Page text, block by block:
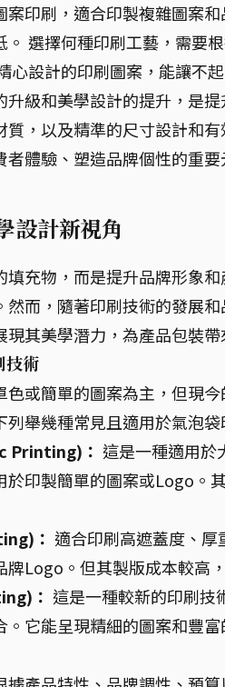
案印刷，適合印製複雜圖案
。 選擇何種印刷工藝，需要
心設計的印刷圖案，能讓不
升級和美學設計的提升，是
，以及精準的尺寸設計和
體驗、塑造品牌個性的重
設計新視角
填充物，而是提升品牌形象
而，隨著印刷技術的發展
其美學潛力，為產品包裝帶
技術
或簡單的圖案為主，但現
舉幾種常見且適用於氣泡
Printing)： 這是一種適用於
於印製簡單的圖案或Logo。
： 適合印刷高遮蓋度、
Logo。但其製版成本較高
： 這是一種較新的印刷技
。它能呈現精細的圖案和豐